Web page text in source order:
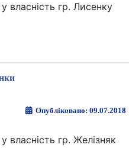
власність гр. Лисенку
Опубліковано: 09.07.2018
власність гр. Желізняк